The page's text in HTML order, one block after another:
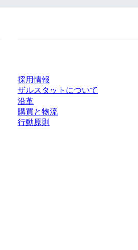
採用情報
ザルスタットについて
沿革
購買と物流
行動原則